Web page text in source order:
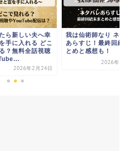
我は仙術師なり ネタバレ
あらすじ！最終回結末ま
とめと感想も！
捨てら
た ネタ
終回結
も！